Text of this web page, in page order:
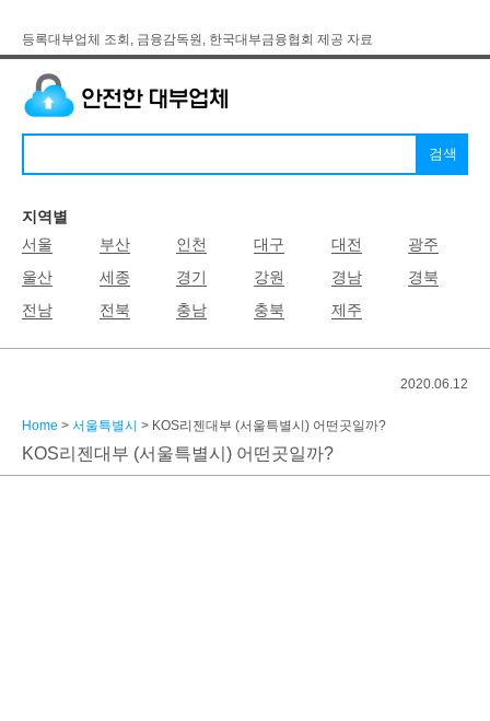
등록대부업체 조회, 금융감독원, 한국대부금융협회 제공 자료
지역별
서울
부산 인천 대구 대전
광주
울산
세종 경기 강원 경남
경북
전남
전북 충남 충북 제주
2020.06.12
Home > 서울특별시 > KOS리젠대부 (서울특별시) 어떤곳일까?
KOS리젠대부 (서울특별시) 어떤곳일까?